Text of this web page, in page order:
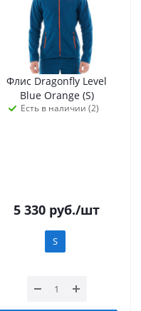
Флис Dragonfly Level
Blue Orange (S)
Есть в наличии (2)
5 330 руб./шт
S